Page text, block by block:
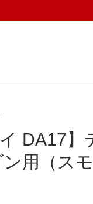
イ DA17
用（スモ